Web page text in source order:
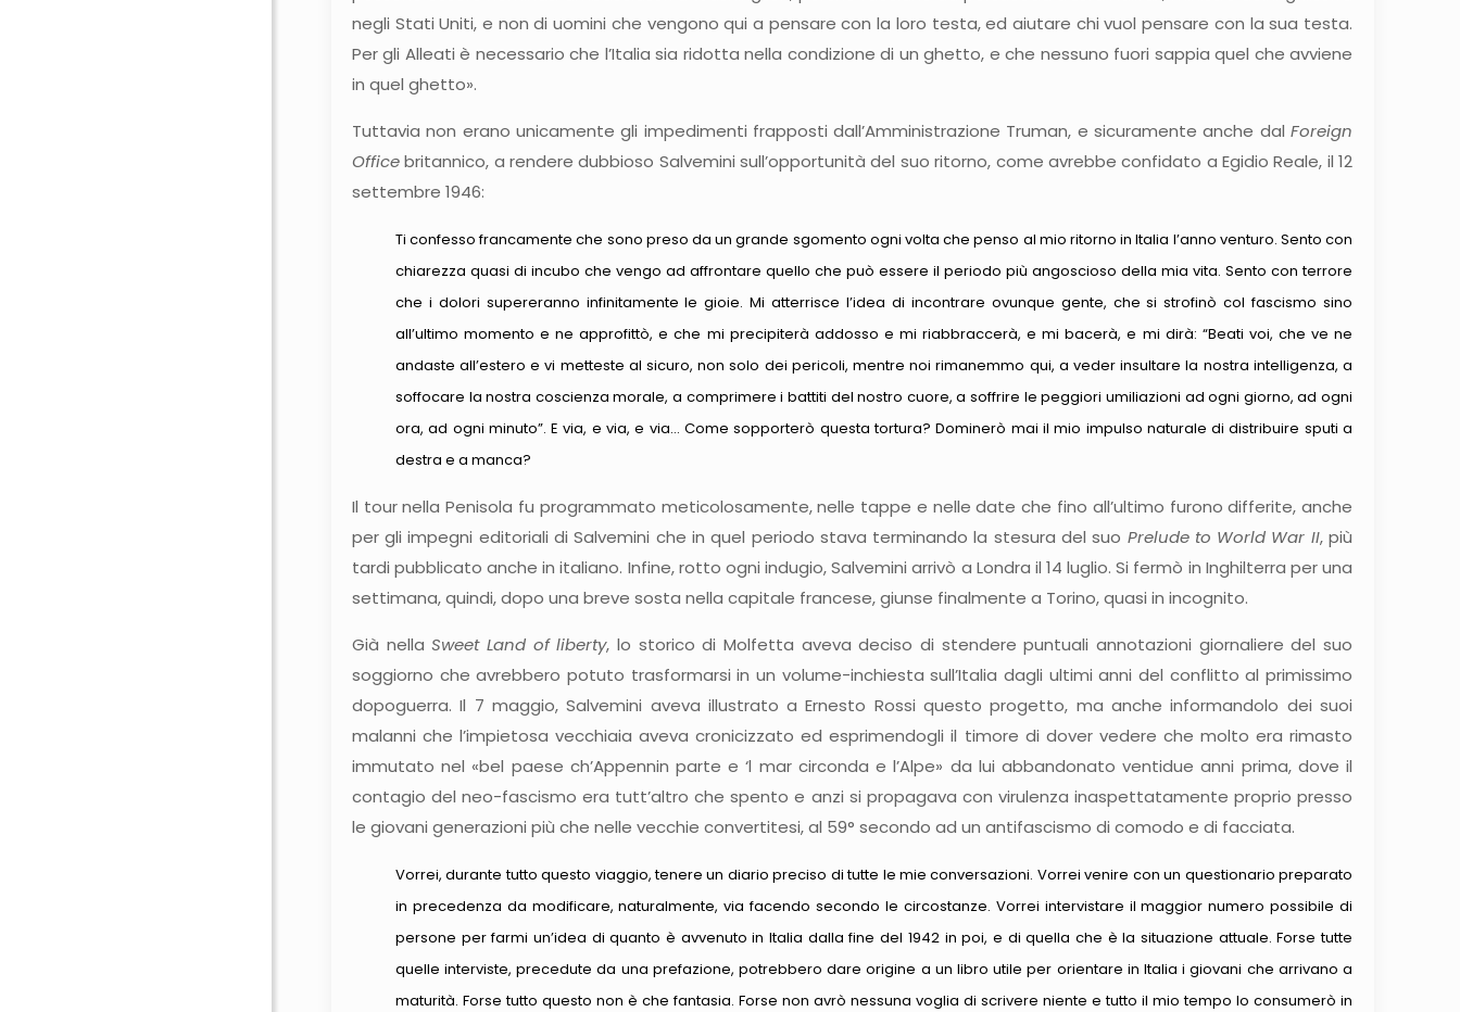
negli Stati Uniti, e non di uomini che vengono qui a pensare con la loro testa, ed aiutare chi vuol pensare con la sua testa.
Per gli Alleati è necessario che l’Italia sia ridotta nella condizione di un ghetto, e che nessuno fuori sappia quel che avviene
in quel ghetto».
Tuttavia non erano unicamente gli impedimenti frapposti dall’Amministrazione Truman, e sicuramente anche dalForeign
Officebritannico, a rendere dubbioso Salvemini sull’opportunità del suo ritorno, come avrebbe confidato a Egidio Reale, il 12
settembre 1946:
Ti confesso francamente che sono preso da un grande sgomento ogni volta che penso al mio ritorno in Italia l’anno venturo. Sento con
chiarezza quasi di incubo che vengo ad affrontare quello che può essere il periodo più angoscioso della mia vita. Sento con terrore
che i dolori supereranno infinitamente le gioie. Mi atterrisce l’idea di incontrare ovunque gente, che si strofinò col fascismo sino
all’ultimo momento e ne approfittò, e che mi precipiterà addosso e mi riabbraccerà, e mi bacerà, e mi dirà: “Beati voi, che ve ne
andaste all’estero e vi metteste al sicuro, non solo dei pericoli, mentre noi rimanemmo qui, a veder insultare la nostra intelligenza, a
soffocare la nostra coscienza morale, a comprimere i battiti del nostro cuore, a soffrire le peggiori umiliazioni ad ogni giorno, ad ogni
ora, ad ogni minuto”. E via, e via, e via… Come sopporterò questa tortura? Dominerò mai il mio impulso naturale di distribuire sputi a
destra e a manca?
Il tour nella Penisola fu programmato meticolosamente, nelle tappe e nelle date che fino all’ultimo furono differite, anche
per gli impegni editoriali di Salvemini che in quel periodo stava terminando la stesura del suo Prelude to World War II, più
tardi pubblicato anche in italiano. Infine, rotto ogni indugio, Salvemini arrivò a Londra il 14 luglio. Si fermò in Inghilterra per una
settimana, quindi, dopo una breve sosta nella capitale francese, giunse finalmente a Torino, quasi in incognito.
Già nellaSweet Land of liberty, lo storico di Molfetta aveva deciso di stendere puntuali annotazioni giornaliere del suo
soggiorno che avrebbero potuto trasformarsi in un volume-inchiesta sull’Italia dagli ultimi anni del conflitto al primissimo
dopoguerra. Il 7 maggio, Salvemini aveva illustrato a Ernesto Rossi questo progetto, ma anche informandolo dei suoi
malanni che l’impietosa vecchiaia aveva cronicizzato ed esprimendogli il timore di dover vedere che molto era rimasto
immutato nel «bel paese ch’Appennin parte e ‘l mar circonda e l’Alpe» da lui abbandonato ventidue anni prima, dove il
contagio del neo-fascismo era tutt’altro che spento e anzi si propagava con virulenza inaspettatamente proprio presso
le giovani generazioni più che nelle vecchie convertitesi, al 59° secondo ad un antifascismo di comodo e di facciata.
Vorrei, durante tutto questo viaggio, tenere un diario preciso di tutte le mie conversazioni. Vorrei venire con un questionario preparato
in precedenza da modificare, naturalmente, via facendo secondo le circostanze. Vorrei intervistare il maggior numero possibile di
persone per farmi un’idea di quanto è avvenuto in Italia dalla fine del 1942 in poi, e di quella che è la situazione attuale. Forse tutte
quelle interviste, precedute da una prefazione, potrebbero dare origine a un libro utile per orientare in Italia i giovani che arrivano a
maturità. Forse tutto questo non è che fantasia. Forse non avrò nessuna voglia di scrivere niente e tutto il mio tempo lo consumerò in